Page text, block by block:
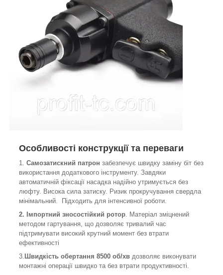
Особливості конструкції та переваги
1. Самозатискний патрон забезпечує швидку заміну біт без
використання додаткового інструменту. Завдяки
автоматичній фіксації насадка надійно утримується без
люфту. Висока сила затиску. Ризик прокручування свердла
мінімальний. Підходить для інтенсивної роботи.
2.
Імпортний зносостійкий ротор . Матеріал зміцнений
методом гартування, що дозволяє тривалий час
підтримувати високий крутний момент без втрати
ефективності
3. Швидкість обертання 8500 об/хв дозволяє виконувати
монтажні операції швидко та без втрати продуктивності.